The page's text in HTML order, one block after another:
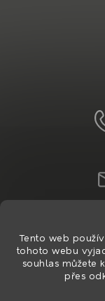
Tento web
tohoto webu
souhlas můžete
přes
Vytvořil